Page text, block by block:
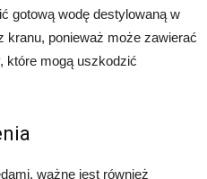
gotową wodę destylowaną w
kranu, ponieważ może zawierać
które mogą uszkodzić
ważne jest również